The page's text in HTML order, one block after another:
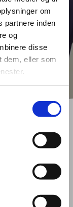
om
partnere inden
og
disse
dem, eller som
på